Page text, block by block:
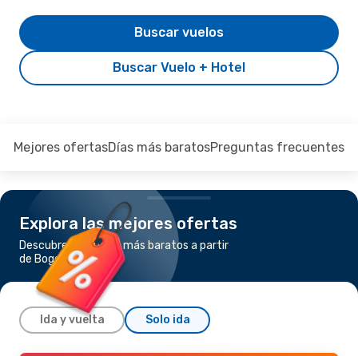
Buscar Vuelo + Hotel
Buscar vuelos
Mejores ofertasDías más baratosPreguntas frecuentes
Explora las mejores ofertas
Descubre los vuelos más baratos a partir
de Bogotá a Yopal
Ida y vuelta Solo ida